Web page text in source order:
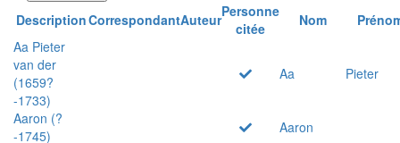
DescriptionCorrespondantAuteurPersonne
citée
Nom
Aa Pieter
van der
(1659?
-1733)
Aa Pieter
Aaron (?
-1745)
Aaron